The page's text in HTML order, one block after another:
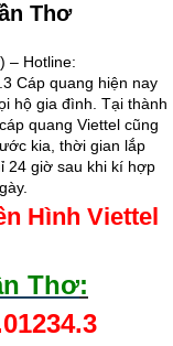
Thơ
– Hotline:
Cáp quang hiện nay
hộ gia đình. Tại thành
quang Viettel cũng
kia, thời gian lắp
24 giờ sau khi kí hợp
Hình Viettel
Thơ: